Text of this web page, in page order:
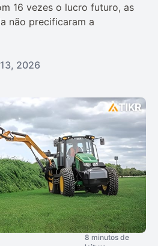
16 vezes o lucro futuro, as
não precificaram a
2026
8 minutos de